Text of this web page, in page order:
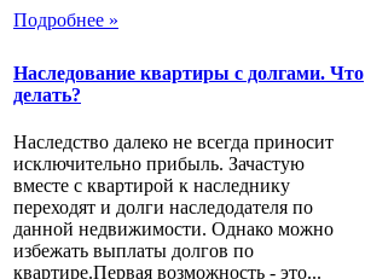
Подробнее »
Наследование квартиры с долгами. Что
делать?
Наследство далеко не всегда приносит
исключительно прибыль. Зачастую
вместе с квартирой к наследнику
переходят и долги наследодателя по
данной недвижимости. Однако можно
избежать выплаты долгов по
квартире.Первая возможность - это...